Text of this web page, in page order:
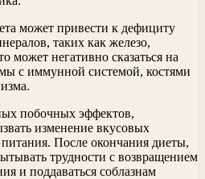
может привести к дефициту
таких как железо,
может негативно сказаться на
с иммунной системой, костями
побочных эффектов,
изменение вкусовых
После окончания диеты,
трудности с возвращением
и поддаваться соблазнам